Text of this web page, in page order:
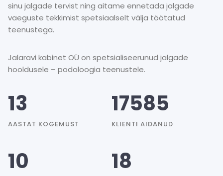
sinu jalgade tervist ning aitame ennetada jalgade
vaeguste tekkimist spetsiaalselt välja töötatud
teenustega.
Jalaravi kabinet OÜ on spetsialiseerunud jalgade
hooldusele – podoloogia teenustele.
13
AASTAT KOGEMUST
8
17585
KLIENTI AIDANUD
10 18